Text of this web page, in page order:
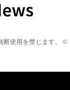
断使用を禁じます。 ©